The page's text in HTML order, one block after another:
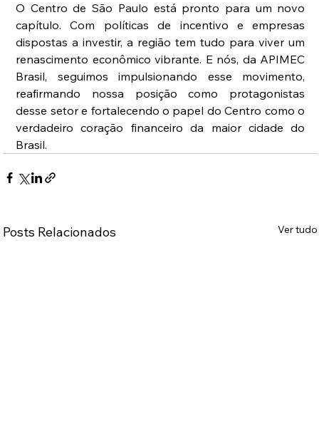
O Centro de São Paulo está pronto para um novo
capítulo. Com políticas de incentivo e empresas
dispostas a investir, a região tem tudo para viver um
renascimento econômico vibrante. E nós, da APIMEC
Brasil, seguimos impulsionando esse movimento,
reafirmando nossa posição como protagonistas
desse setor e fortalecendo o papel do Centro como o
verdadeiro coração financeiro da maior cidade do
Brasil.
Posts Relacionados Ver tudo